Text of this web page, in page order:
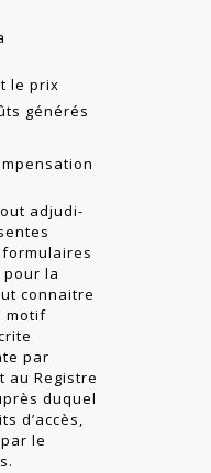
le prix
générés
tout adjudi­
la
connaitre
motif
par
au Registre
duquel
d’accès,
le